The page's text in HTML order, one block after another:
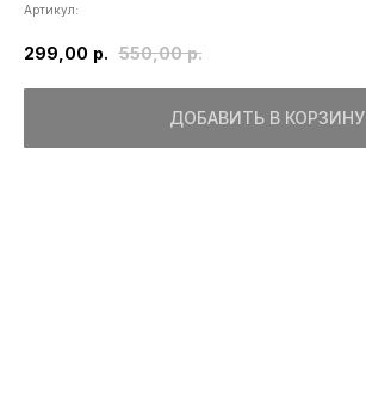
Артикул:
299,00 р. 550,00 р.
ДОБАВИТЬ В КОРЗИНУ